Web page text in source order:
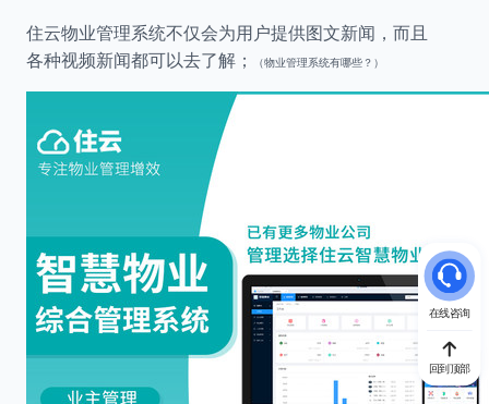
住云物业管理系统不仅会为用户提供图文新闻，而且
各种视频新闻都可以去了解；
（物业管理系统有哪些？）
在线咨询
回到顶部